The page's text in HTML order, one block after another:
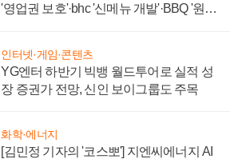
'영업권 보호'·bhc '신메뉴 개발'·BBQ '원가
인터넷·게임·콘텐츠
YG엔터 하반기 빅뱅 월드투어로 실적 성
장 증권가 전망, 신인 보이그룹도 주목
화학·에너지
[김민정 기자의 '코스뽀'] 지엔씨에너지 AI